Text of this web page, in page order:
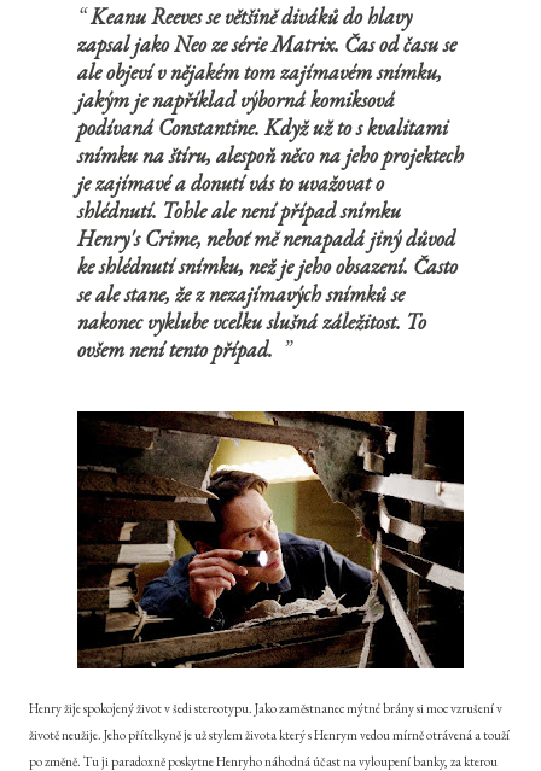
Keanu Reeves se většině diváků do hlavy
zapsal jako Neo ze série Matrix. Čas od času se
ale objeví v nějakém tom zajímavém snímku,
jakým je například výborná komiksová
podívaná Constantine. Když už to s kvalitami
snímku na štíru, alespoň něco na jeho projektech
je zajímavé a donutí vás to uvažovat o
shlédnutí. Tohle ale není případ snímku
Henry's Crime, neboť mě nenapadá jiný důvod
ke shlédnutí snímku, než je jeho obsazení. Často
se ale stane, že z nezajímavých snímků se
nakonec vyklube vcelku slušná záležitost. To
ovšem není tento případ.
Henry žije spokojený život v šedi stereotypu. Jako zaměstnanec mýtné brány si moc vzrušení v
životě neužije. Jeho přítelkyně je už stylem života který s Henrym vedou mírně otrávená a touží
po změně. Tu ji paradoxně poskytne Henryho náhodná účast na vyloupení banky, za kterou